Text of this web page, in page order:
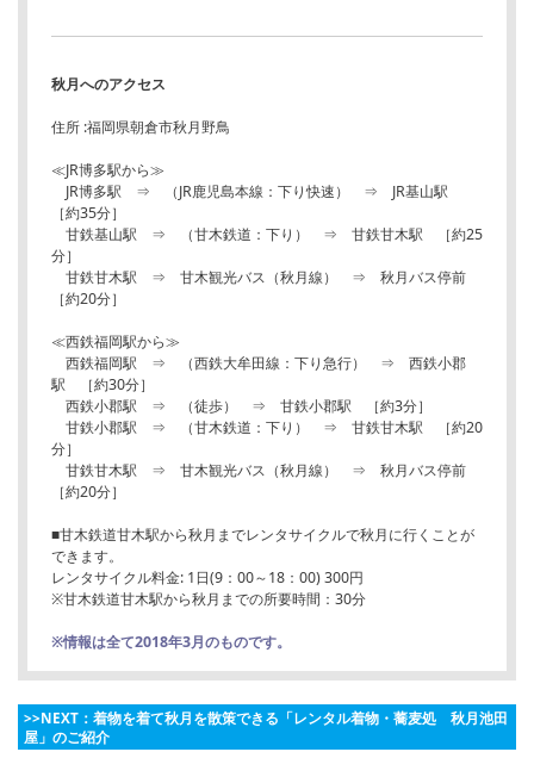
秋月へのアクセス
住所 :福岡県朝倉市秋月野鳥
≪JR博多駅から≫
JR博多駅 ⇒ （JR鹿児島本線：下り快速） ⇒ JR基山駅
［約35分］
甘鉄基山駅 ⇒ （甘木鉄道：下り） ⇒ 甘鉄甘木駅 ［約25
分］
甘鉄甘木駅 ⇒ 甘木観光バス（秋月線） ⇒ 秋月バス停前
［約20分］
≪西鉄福岡駅から≫
西鉄福岡駅 ⇒ （西鉄大牟田線：下り急行） ⇒ 西鉄小郡
駅 ［約30分］
西鉄小郡駅 ⇒ （徒歩） ⇒ 甘鉄小郡駅 ［約3分］
甘鉄小郡駅 ⇒ （甘木鉄道：下り） ⇒ 甘鉄甘木駅 ［約20
分］
甘鉄甘木駅 ⇒ 甘木観光バス（秋月線） ⇒ 秋月バス停前
［約20分］
■甘木鉄道甘木駅から秋月までレンタサイクルで秋月に行くことが
できます。
レンタサイクル料金: 1日(9：00～18：00) 300円
※甘木鉄道甘木駅から秋月までの所要時間：30分
※情報は全て2018年3月のものです。
>>NEXT：着物を着て秋月を散策できる「レンタル着物・蕎麦処 秋月池田
屋」のご紹介